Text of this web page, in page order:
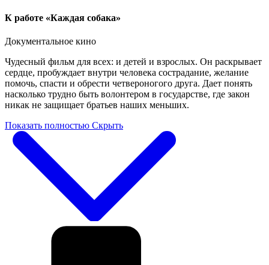
К работе «Каждая собака»
Документальное кино
Чудесный фильм для всех: и детей и взрослых. Он раскрывает
сердце, пробуждает внутри человека сострадание, желание
помочь, спасти и обрести четвероногого друга. Дает понять
насколько трудно быть волонтером в государстве, где закон
никак не защищает братьев наших меньших.
Показать полностью Скрыть